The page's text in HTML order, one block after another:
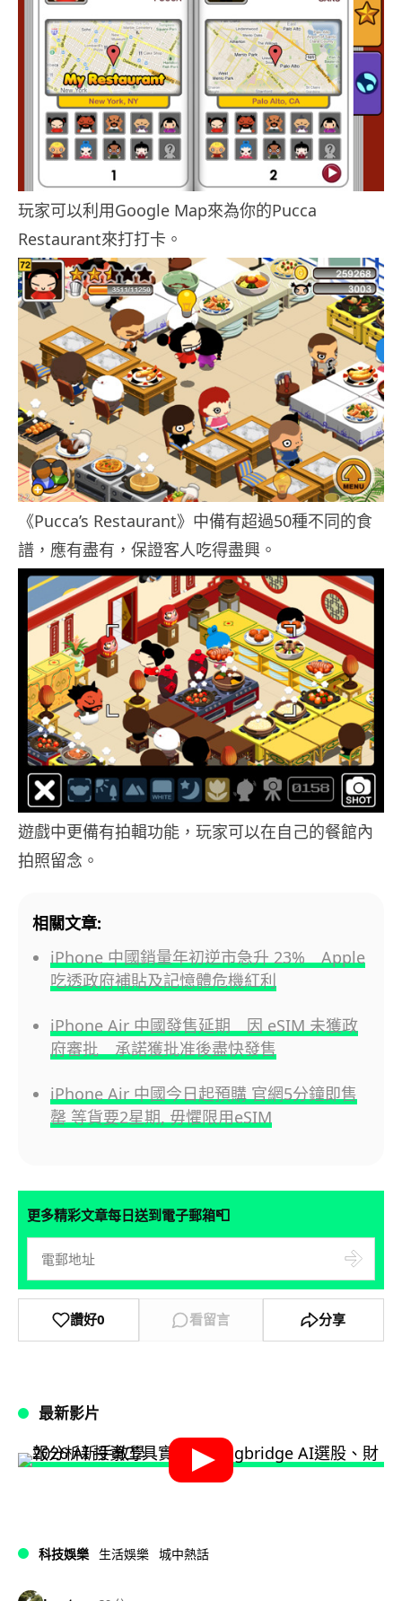
玩家可以利用Google Map來為你的Pucca
Restaurant來打打卡。
《Pucca’s Restaurant》中備有超過50種不同的食
譜，應有盡有，保證客人吃得盡興。
遊戲中更備有拍輯功能，玩家可以在自己的餐館內
拍照留念。
相關文章:
iPhone 中國銷量年初逆市急升 23% Apple
吃透政府補貼及記憶體危機紅利
iPhone Air 中國發售延期 因 eSIM 未獲政
府審批 承諾獲批准後盡快發售
iPhone Air 中國今日起預購 官網5分鐘即售
罄 等貨要2星期, 毋懼限用eSIM
更多精彩文章每日送到電子郵箱📮
讚好0 看留言 分享
最新影片
科技娛樂 生活娛樂 城中熱話